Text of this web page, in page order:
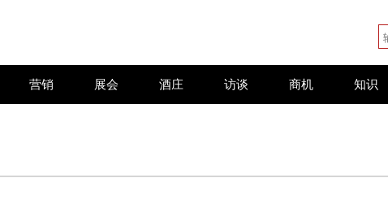
营销 展会 酒庄 访谈 商机 知识